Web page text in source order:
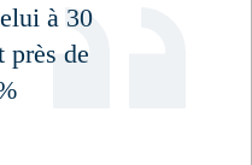
à 30
près de